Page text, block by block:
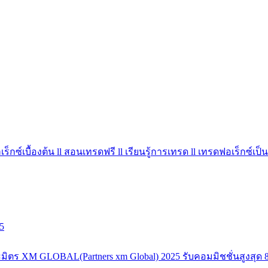
เร็กซ์เบื้องต้น ll สอนเทรดฟรี ll เรียนรู้การเทรด ll เทรดฟอเร็กซ์เป็
XM GLOBAL(Partners xm Global) 2025 รับคอมมิชชั่นสูงสุด